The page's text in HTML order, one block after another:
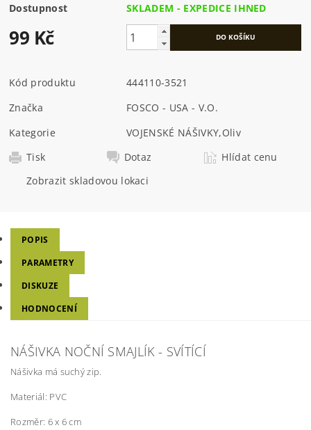
Dostupnost SKLADEM - EXPEDICE IHNED
99 Kč
Kód produktu
444110-3521
Značka
FOSCO - USA - V.O.
Kategorie
VOJENSKÉ NÁŠIVKY,Oliv
Tisk
Dotaz
Hlídat cenu
Zobrazit skladovou lokaci
POPIS
PARAMETRY
DISKUZE
HODNOCENÍ
NÁŠIVKA NOČNÍ SMAJLÍK - SVÍTÍCÍ
Nášivka má suchý zip.
Materiál: PVC
Rozměr: 6 x 6 cm